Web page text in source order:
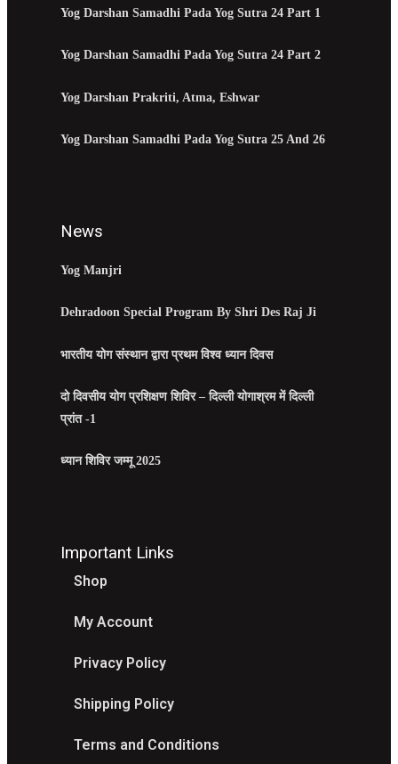
Yog Darshan Samadhi Pada Yog Sutra 24 Part 1
Yog Darshan Samadhi Pada Yog Sutra 24 Part 2
Yog Darshan Prakriti, Atma, Eshwar
Yog Darshan Samadhi Pada Yog Sutra 25 And 26
News
Yog Manjri
Dehradoon Special Program By Shri Des Raj Ji
भारतीय योग संस्थान द्वारा प्रथम विश्व ध्यान दिवस
दो दिवसीय योग प्रशिक्षण शिविर – दिल्ली योगाश्रम में दिल्ली
प्रांत -1
ध्यान शिविर जम्मू 2025
Important Links
Shop
My Account
Privacy Policy
Shipping Policy
Terms and Conditions